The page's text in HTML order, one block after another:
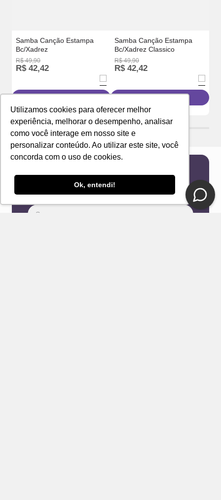
Utilizamos cookies para oferecer melhor
experiência, melhorar o desempenho, analisar
como você interage em nosso site e
personalizar conteúdo. Ao utilizar este site, você
concorda com o uso de cookies.
Ok, entendi!
Samba Canção Estampa
Bc/Xadrez
R$ 49,90
R$ 42,42
Samba Canção Estampa
Bc/Xadrez Classico
R$ 49,90
R$ 42,42
Newsletter
Receba novidades e ofertas exclusivas em seu